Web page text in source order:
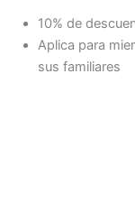
10% de
Aplica para
sus familiares